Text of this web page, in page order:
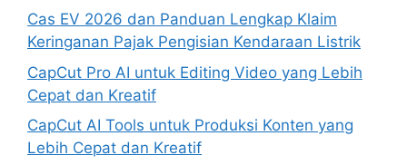
Cas EV 2026 dan Panduan Lengkap Klaim
Keringanan Pajak Pengisian Kendaraan Listrik
CapCut Pro AI untuk Editing Video yang Lebih
Cepat dan Kreatif
CapCut AI Tools untuk Produksi Konten yang
Lebih Cepat dan Kreatif